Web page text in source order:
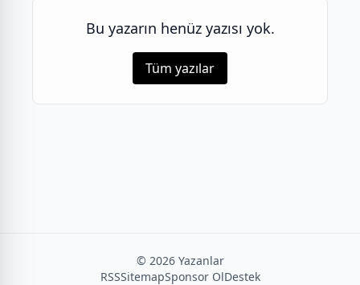
Bu yazarın henüz yazısı yok.
Tüm yazılar
© 2026Yazanlar
RSSSitemapSponsor OlDestek